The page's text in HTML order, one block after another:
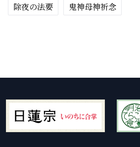
除夜の法要
鬼神母神祈念